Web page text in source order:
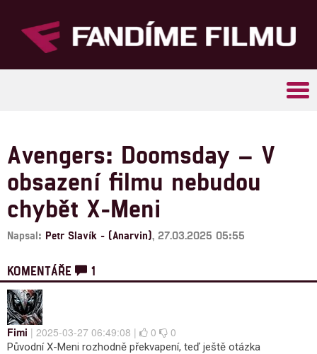
Avengers: Doomsday – V
obsazení filmu nebudou
chybět X-Meni
Napsal: Petr Slavík - (Anarvin), 27.03.2025 05:55
KOMENTÁŘE 1
Fimi | 2025-03-27 06:49:08 | 0 0
Původní X-Meni rozhodně překvapení, teď ještě otázka